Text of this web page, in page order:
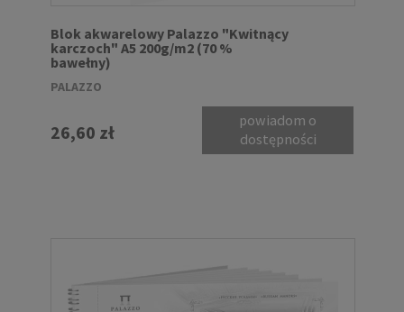
Blok akwarelowy Palazzo "Kwitnący
karczoch" A5 200g/m2 (70 %
bawełny)
PALAZZO
26,60 zł
powiadom o
dostępności